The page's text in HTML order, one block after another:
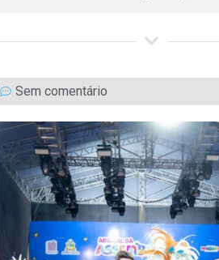
Sem comentário